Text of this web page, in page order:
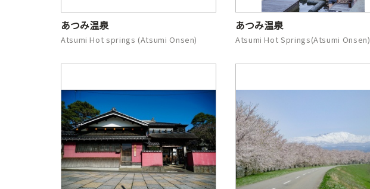
あつみ温泉
Atsumi Hot springs (Atsumi Onsen)
あつみ温泉
Atsumi Hot Springs(Atsumi Onsen)